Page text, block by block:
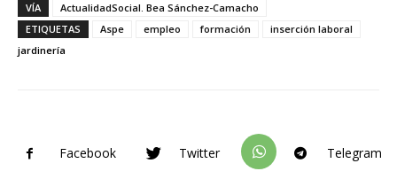
VÍA
ActualidadSocial. Bea Sánchez-Camacho
ETIQUETAS
Aspe empleo formación
inserción laboral
jardinería
Facebook Twitter Telegram